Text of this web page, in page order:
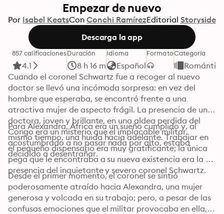
Empezar de nuevo
Por Isabel KeatsCon Conchi RamírezEditorial Storyside
Descarga la app
857 calificaciones
4.1
Duración
8 h 16 m
Idioma
Español
FormatoCategoría
Cuando el coronel Schwartz fue a recoger al nuevo
doctor se llevó una incómoda sorpresa: en vez del
hombre que esperaba, se encontró frente a una
atractiva mujer de aspecto frágil. La presencia de una
doctora, joven y brillante, en una aldea perdida del
Congo era un misterio que el implacable militar,
acostumbrado a no pasar nada por alto, estaba
decidido a desentrañar.
Para Alexandra, África era un sueño cumplido y, al
mismo tiempo, una huida hacia adelante. Trabajar en
el pequeño dispensario era muy gratificante; la única
pega que le encontraba a su nueva existencia era la
presencia del inquietante y severo coronel Schwartz.
Desde el primer momento, el coronel se sintió
poderosamente atraído hacia Alexandra, una mujer
generosa y volcada en su trabajo; pero, a pesar de las
confusas emociones que el militar provocaba en ella,